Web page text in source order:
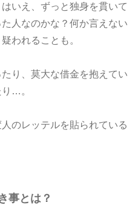
いえ、ずっと独身を貫いて
人なのかな？何か言えない
われることも。
り、莫大な借金を抱えてい
…。
のレッテルを貼られている
事とは？